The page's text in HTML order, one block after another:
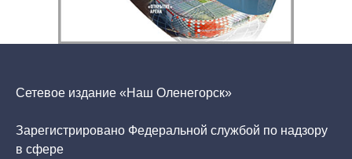
Сетевое издание «Наш Оленегорск»
Зарегистрировано Федеральной службой по надзору
в сфере